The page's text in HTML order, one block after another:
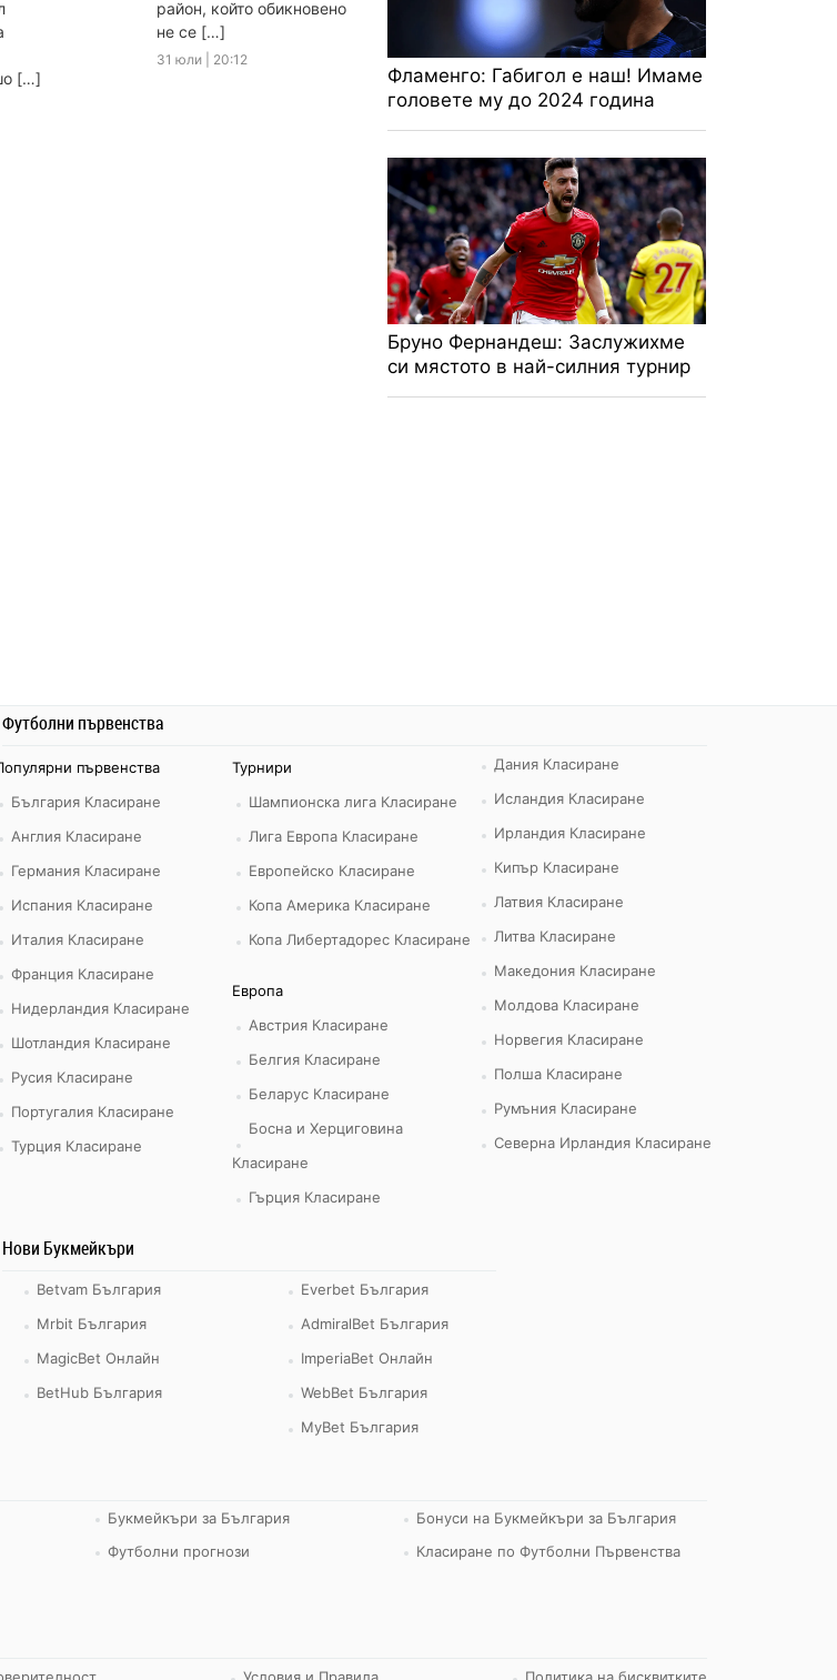
[…]
район, който обикновено
не се […]
31 юли | 20:12
Фламенго: Габигол е наш! Имаме
головете му до 2024 година
Бруно Фернандеш: Заслужихме
си мястото в най-силния турнир
Футболни първенства
първенства
България Класиране
Англия Класиране
Германия Класиране
Испания Класиране
Италия Класиране
Франция Класиране
Нидерландия Класиране
Шотландия Класиране
Русия Класиране
Португалия Класиране
Турция Класиране
Турнири
Шампионска лига Класиране
Лига Европа Класиране
Европейско Класиране
Копа Америка Класиране
Копа Либертадорес Класиране
Европа
Австрия Класиране
Белгия Класиране
Беларус Класиране
Босна и Херциговина
Класиране
Гърция Класиране
Дания Класиране
Исландия Класиране
Ирландия Класиране
Кипър Класиране
Латвия Класиране
Литва Класиране
Македония Класиране
Молдова Класиране
Норвегия Класиране
Полша Класиране
Румъния Класиране
Северна Ирландия Класиране
Нови Букмейкъри
Betvam България
Mrbit България
MagicBet Онлайн
BetHub България
Everbet България
AdmiralBet България
ImperiaBet Онлайн
WebBet България
MyBet България
Букмейкъри за България
Бонуси на Букмейкъри за България
Футболни прогнози
Класиране по Футболни Първенства